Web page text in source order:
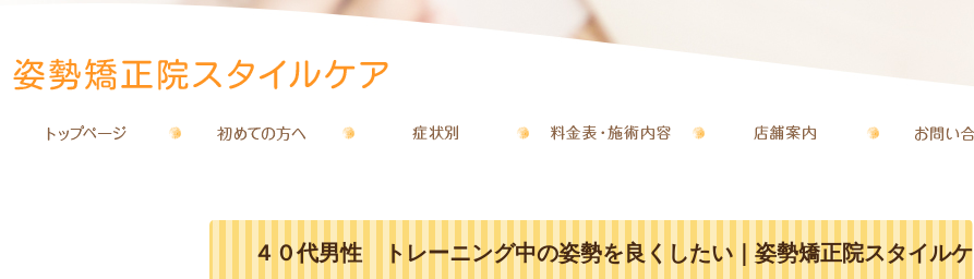
４０代男性 トレーニング中の姿勢を良くしたい｜姿勢矯正院スタイルケ